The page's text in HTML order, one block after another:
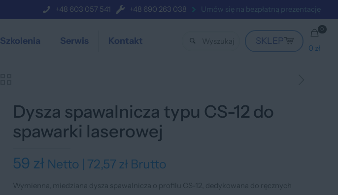
+48 603 057 541 +48 690 263 038 Umów się na bezpłatną prezentację
Szkolenia Serwis Kontakt SKLEP
0
0 zł
Dysza spawalnicza typu CS-12 do
spawarki laserowej
59 zł Netto | 72,57 zł Brutto
Wymienna, miedziana dysza spawalnicza o profilu CS-12, dedykowana do ręcznych